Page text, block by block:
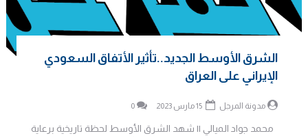
الشرق الأوسط الجديد..تأثير الأتفاق السعودي
الإيراني على العراق
مدونة المرجل 0
محمد جواد الميالي || شهد الشرق الأوسط لحظة تاريخية برعاية